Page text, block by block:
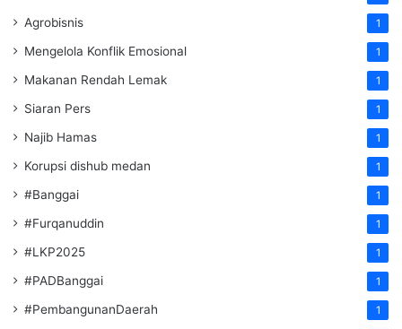
Agrobisnis 1
Mengelola Konflik Emosional 1
Makanan Rendah Lemak 1
Siaran Pers 1
Najib Hamas 1
Korupsi dishub medan 1
#Banggai 1
#Furqanuddin 1
#LKP2025 1
#PADBanggai 1
#PembangunanDaerah 1